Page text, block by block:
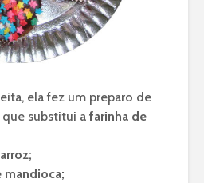
ela fez um preparo de
que substitui a farinha de
mandioca;